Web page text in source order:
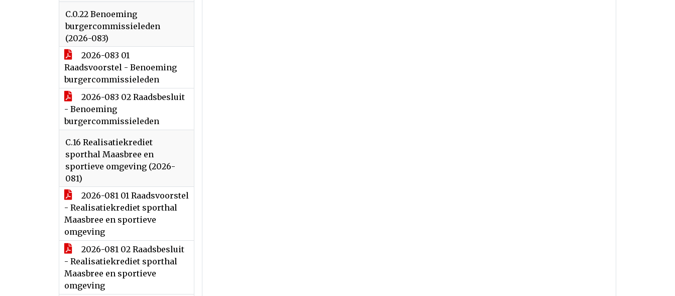
C.0.22 Benoeming
burgercommissieleden
(2026-083)
2026-083 01
Raadsvoorstel - Benoeming
burgercommissieleden
2026-083 02 Raadsbesluit
- Benoeming
burgercommissieleden
C.16 Realisatiekrediet
sporthal Maasbree en
sportieve omgeving (2026-
081)
2026-081 01 Raadsvoorstel
- Realisatiekrediet sporthal
Maasbree en sportieve
omgeving
2026-081 02 Raadsbesluit
- Realisatiekrediet sporthal
Maasbree en sportieve
omgeving